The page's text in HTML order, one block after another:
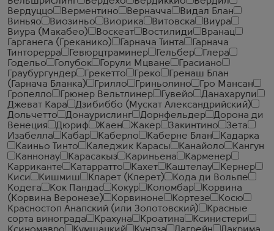
Вердуццо
Верментино Верначча
Видал Блан
Виньяо
Виозиньо Виорика Витовска
Виура
Виура (Макабео)
Воскеат Востилиди
Вранац
Гарганега (Греканико)
Гарнача Тинта
Гарнача
Тинторерра
Гевюрцтраминер Гельбер
Глера
Годельо
Голубок Горули Мцване
Грасиано
Граубургундер
Грекетто Греко
Гренаш Блан
(Гарнача Бланка)
Грилло Гриньолино
Гро Мансан
Гропелло
Грюнер Вельтлинер Гувейо
Данахарули
Джеват Кара
Дзибиббо (Мускат Александрийский)
Дольчетто
Донаурислинг Дорнфельдер
Дорона ди
Венеция
Дюриф Жаен Жакер Закинтино
Зета
Изабелла
Кабар Каберло Каберне Блан
Кадарка
Каиньо Тинто
Каледжик Карасы Канайоло
Кангун
Каннонау
Карасакыз Кариньена
Карменер
Карриканте
Катарратто Кахет Каштелау
Кернер
Киси
Кишмиш Кларет (Клерет)
Кода ди Вольпе
Кодега
Кок Пандас Кокур Коломбар
Корвина
(Корвина Веронезе)
Корвиноне Кортезе
Косю
Красностоп Анапский (или Золотовский)
Красные
сорта винограда
Крахуна Кроатина
Ксинистери